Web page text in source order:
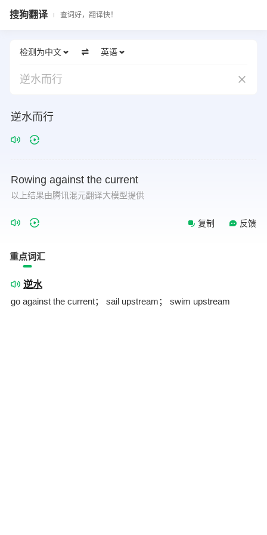
搜狗翻译 查词好，翻译快！
检测为中文 英语
逆水而行
逆水而行
Rowing against the current
以上结果由腾讯混元翻译大模型提供
复制 反馈
重点词汇
逆水
go against the current； sail upstream； swim upstream